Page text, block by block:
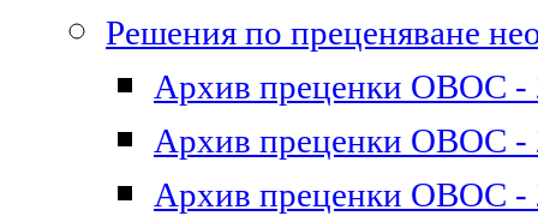
Решения по преценяване
Архив преценки ОВОС -
Архив преценки ОВОС -
Архив преценки ОВОС -